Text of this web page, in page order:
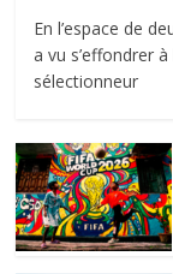
En l’espace de
a vu s’effondrer
sélectionneur